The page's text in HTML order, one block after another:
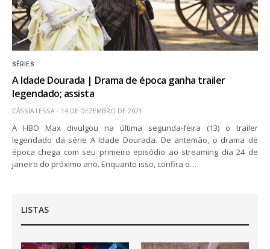
SÉRIES
A Idade Dourada | Drama de época ganha trailer
legendado; assista
CÁSSIA LESSA 14 DE DEZEMBRO DE 2021
A HBO Max divulgou na última segunda-feira (13) o trailer
legendado da série A Idade Dourada. De antemão, o drama de
época chega com seu primeiro episódio ao streaming dia 24 de
janeiro do próximo ano. Enquanto isso, confira o…
LISTAS